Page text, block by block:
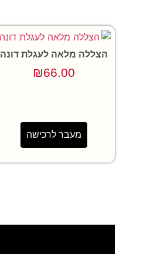
הצללה מלאה לעגלת דונה
₪66.00
מעבר לרכישה